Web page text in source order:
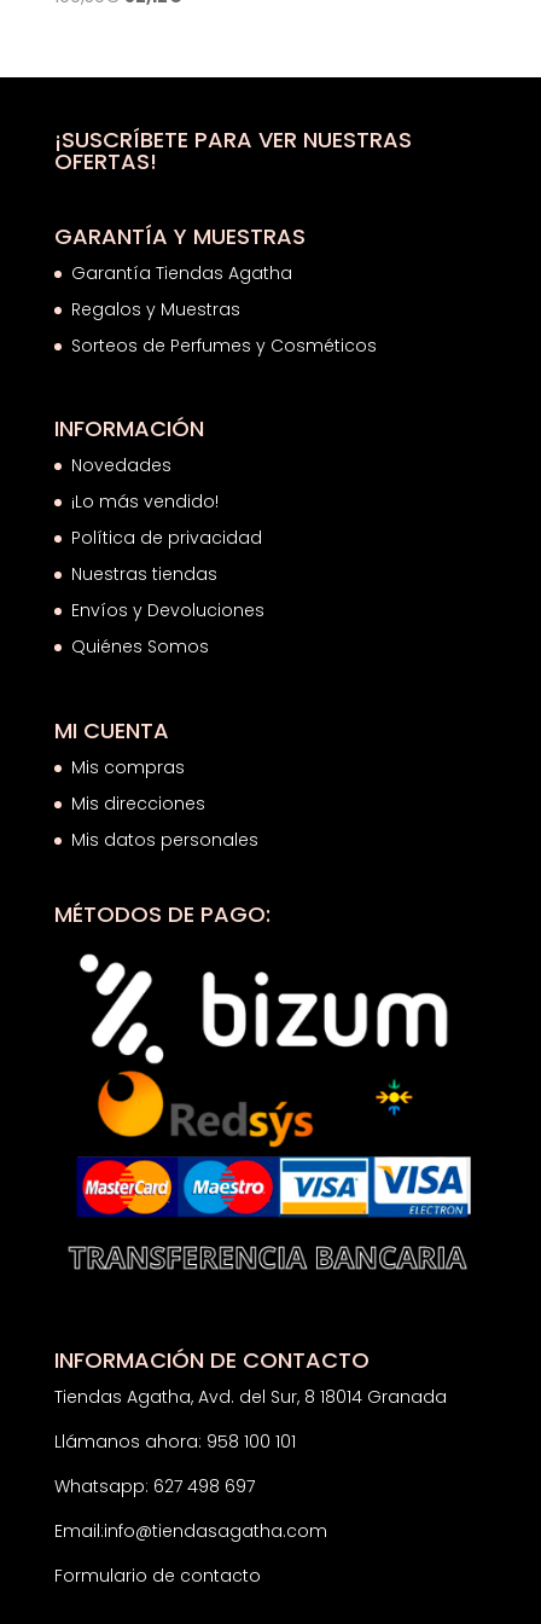
era:
es:
¡SUSCRÍBETE PARA VER NUESTRAS
OFERTAS!
GARANTÍA Y MUESTRAS
Garantía Tiendas Agatha
Regalos y Muestras
Sorteos de Perfumes y Cosméticos
INFORMACIÓN
Novedades
¡Lo más vendido!
Política de privacidad
Nuestras tiendas
Envíos y Devoluciones
Quiénes Somos
MI CUENTA
Mis compras
Mis direcciones
Mis datos personales
MÉTODOS DE PAGO:
INFORMACIÓN DE CONTACTO
Tiendas Agatha, Avd. del Sur, 8 18014 Granada
Llámanos ahora: 958 100 101
Whatsapp: 627 498 697
Email:info@tiendasagatha.com
Formulario de contacto